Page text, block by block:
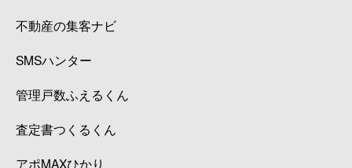
不動産の集客ナビ
SMSハンター
管理戸数ふえるくん
査定書つくるくん
アポMAXひかり